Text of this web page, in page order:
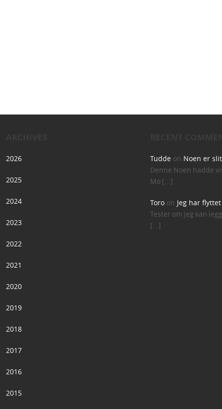
2026
2025
2024
2023
2022
2021
2020
2019
2018
2017
2016
2015
Tudde on Noen er
Denne Noen hadde
Mo [...]
Toro on Jeg har
Tester om jeg kan
[...]